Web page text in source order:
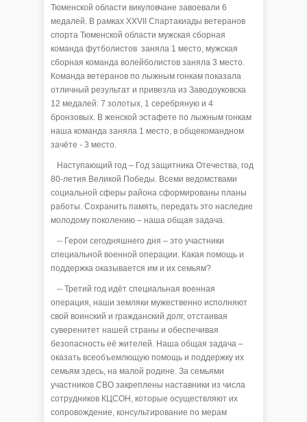
Тюменской области викуловчане завоевали 6
медалей. В рамках XXVII Спартакиады ветеранов
спорта Тюменской области мужская сборная
команда футболистов заняла 1 место, мужская
сборная команда волейболистов заняла 3 место.
Команда ветеранов по лыжным гонкам показала
отличный результат и привезла из Заводоуковска
12 медалей: 7 золотых, 1 серебряную и 4
бронзовых. В женской эстафете по лыжным гонкам
наша команда заняла 1 место, в общекомандном
зачёте - 3 место.
Наступающий год – Год защитника Отечества, год
80-летия Великой Победы. Всеми ведомствами
социальной сферы района сформированы планы
работы. Сохранить память, передать это наследие
молодому поколению – наша общая задача.
-- Герои сегодняшнего дня – это участники
специальной военной операции. Какая помощь и
поддержка оказывается им и их семьям?
-- Третий год идёт специальная военная
операция, наши земляки мужественно исполняют
свой воинский и гражданский долг, отстаивая
суверенитет нашей страны и обеспечивая
безопасность её жителей. Наша общая задача –
оказать всеобъемлющую помощь и поддержку их
семьям здесь, на малой родине. За семьями
участников СВО закреплены наставники из числа
сотрудников КЦСОН, которые осуществляют их
сопровождение, консультирование по мерам